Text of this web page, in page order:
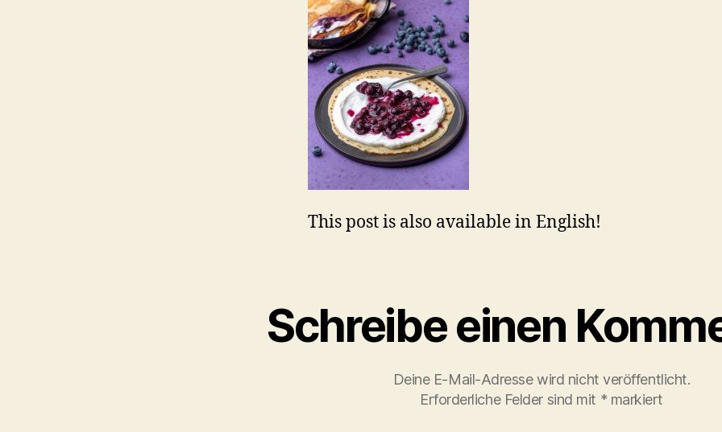
This post is also available in English!
Schreibe einen
Deine E-Mail-Adresse wird nicht veröffentlicht.
Erforderliche Felder sind mit * markiert